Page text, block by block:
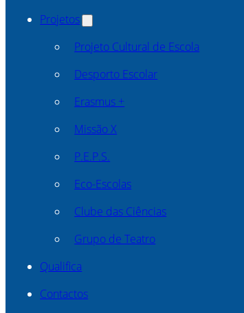
Projetos
Projeto Cultural de Escola
Desporto Escolar
Erasmus +
Missão X
P.E.P.S.
Eco-Escolas
Clube das Ciências
Grupo de Teatro
Qualifica
Contactos